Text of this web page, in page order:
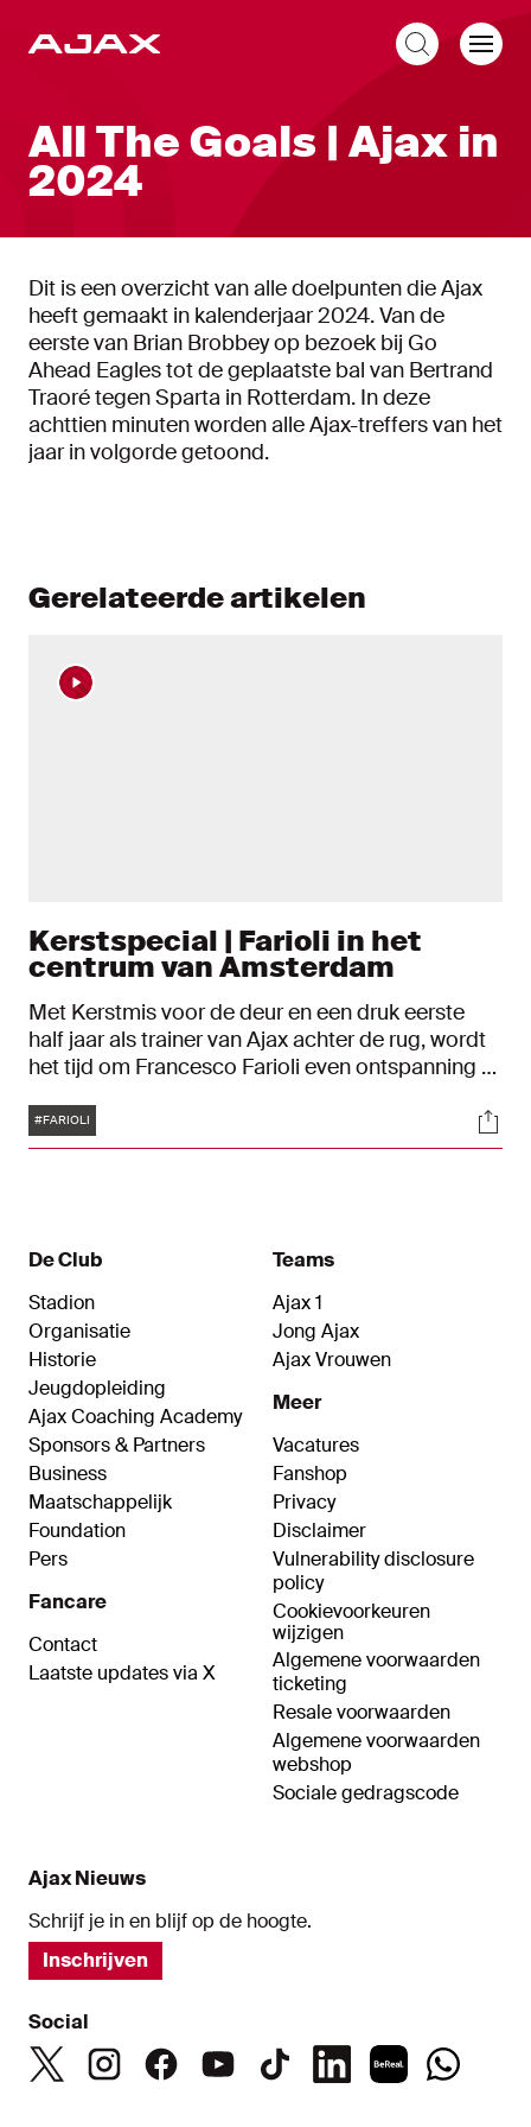
All The Goals | Ajax in
2024
Dit is een overzicht van alle doelpunten die Ajax
heeft gemaakt in kalenderjaar 2024. Van de
eerste van Brian Brobbey op bezoek bij Go
Ahead Eagles tot de geplaatste bal van Bertrand
Traoré tegen Sparta in Rotterdam. In deze
achttien minuten worden alle Ajax-treffers van het
jaar in volgorde getoond.
Gerelateerde artikelen
Kerstspecial | Farioli in het
centrum van Amsterdam
Met Kerstmis voor de deur en een druk eerste
half jaar als trainer van Ajax achter de rug, wordt
het tijd om Francesco Farioli even ontspanning te
Museumplein, langs de ijsbaan en het Van Gogh
Museum en spreken de Italiaan uitgebreid over
Tags
#FARIOLI
De Club
Stadion
Organisatie
Historie
Jeugdopleiding
Ajax Coaching Academy
Sponsors & Partners
Business
Maatschappelijk
Foundation
Pers
Fancare
Contact
Laatste updates via X
Teams
Ajax 1
Jong Ajax
Ajax Vrouwen
Meer
Vacatures
Fanshop
Privacy
Disclaimer
Vulnerability disclosure
policy
Cookievoorkeuren
wijzigen
Algemene voorwaarden
ticketing
Resale voorwaarden
Algemene voorwaarden
webshop
Sociale gedragscode
Ajax Nieuws
Schrijf je in en blijf op de hoogte.
Inschrijven
Social